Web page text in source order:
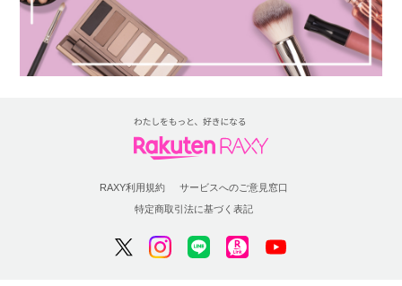
RAXY利用規約
サービスへのご意見窓口
特定商取引法に基づく表記